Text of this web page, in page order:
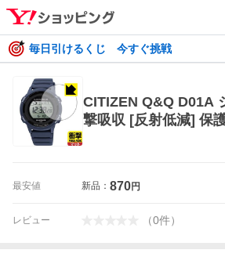
毎日引けるくじ 今すぐ挑戦
CITIZEN Q&Q D01A
撃吸収 [反射低減] 保
最安値 新品： 870円
レビュー （0件）